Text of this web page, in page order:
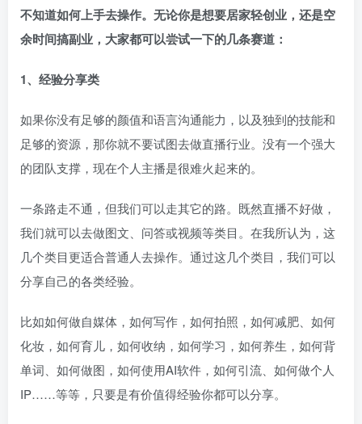
不知道如何上手去操作。无论你是想要居家轻创业，还是空
余时间搞副业，大家都可以尝试一下的几条赛道：
1、经验分享类
如果你没有足够的颜值和语言沟通能力，以及独到的技能和
足够的资源，那你就不要试图去做直播行业。没有一个强大
的团队支撑，现在个人主播是很难火起来的。
一条路走不通，但我们可以走其它的路。既然直播不好做，
我们就可以去做图文、问答或视频等类目。在我所认为，这
几个类目更适合普通人去操作。通过这几个类目，我们可以
分享自己的各类经验。
比如如何做自媒体，如何写作，如何拍照，如何减肥、如何
化妆，如何育儿，如何收纳，如何学习，如何养生，如何背
单词、如何做图，如何使用AI软件，如何引流、如何做个人
IP……等等，只要是有价值得经验你都可以分享。